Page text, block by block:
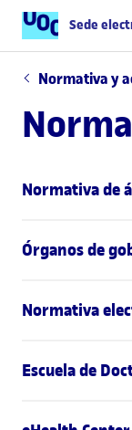
Sede
Normativa y
Normativa de
Órganos de
Normativa
Escuela de